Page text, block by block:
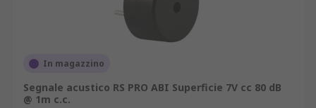
In magazzino
Segnale acustico RS PRO ABI Superficie 7V cc 80 dB
@ 1m c.c.